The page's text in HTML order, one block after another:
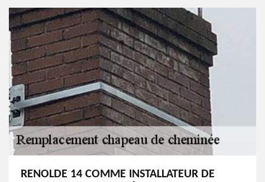
RENOLDE 14 COMME INSTALLATEUR DE